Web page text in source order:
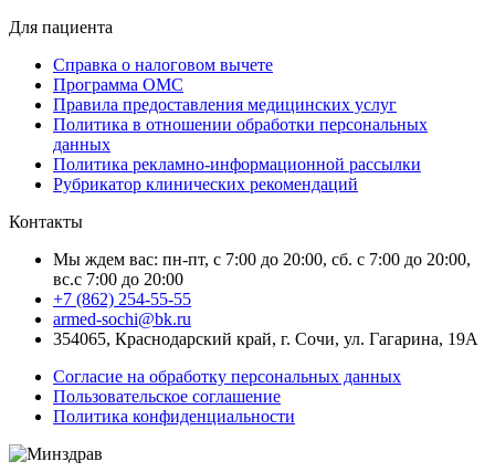
Для пациента
Справка о налоговом вычете
Программа ОМС
Правила предоставления медицинских услуг
Политика в отношении обработки персональных
данных
Политика рекламно-информационной рассылки
Рубрикатор клинических рекомендаций
Контакты
Мы ждем вас: пн-пт, с 7:00 до 20:00, сб. с 7:00 до 20:00,
вс.с 7:00 до 20:00
+7 (862) 254-55-55
armed-sochi@bk.ru
354065, Краснодарский край, г. Сочи, ул. Гагарина, 19А
Согласие на обработку персональных данных
Пользовательское соглашение
Политика конфиденциальности